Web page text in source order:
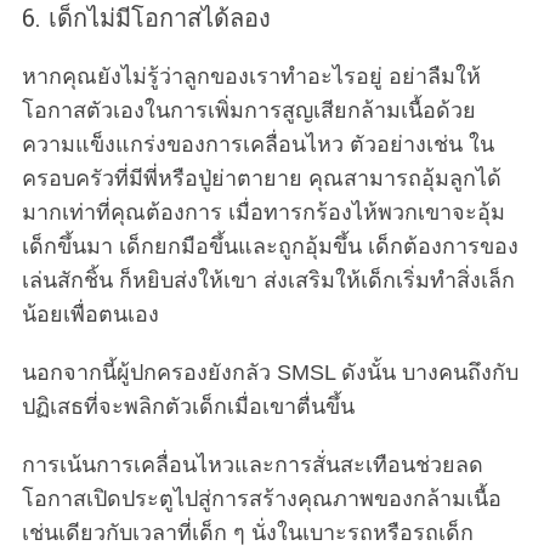
6. เด็กไม่มีโอกาสได้ลอง
หากคุณยังไม่รู้ว่าลูกของเราทำอะไรอยู่ อย่าลืมให้
โอกาสตัวเองในการเพิ่มการสูญเสียกล้ามเนื้อด้วย
ความแข็งแกร่งของการเคลื่อนไหว ตัวอย่างเช่น ใน
ครอบครัวที่มีพี่หรือปู่ย่าตายาย คุณสามารถอุ้มลูกได้
มากเท่าที่คุณต้องการ เมื่อทารกร้องไห้พวกเขาจะอุ้ม
เด็กขึ้นมา เด็กยกมือขึ้นและถูกอุ้มขึ้น เด็กต้องการของ
เล่นสักชิ้น ก็หยิบส่งให้เขา ส่งเสริมให้เด็กเริ่มทำสิ่งเล็ก
น้อยเพื่อตนเอง
นอกจากนี้ผู้ปกครองยังกลัว SMSL ดังนั้น บางคนถึงกับ
ปฏิเสธที่จะพลิกตัวเด็กเมื่อเขาตื่นขึ้น
การเน้นการเคลื่อนไหวและการสั่นสะเทือนช่วยลด
โอกาสเปิดประตูไปสู่การสร้างคุณภาพของกล้ามเนื้อ
เช่นเดียวกับเวลาที่เด็ก ๆ นั่งในเบาะรถหรือรถเด็ก
S
e
a
r
h
r
: